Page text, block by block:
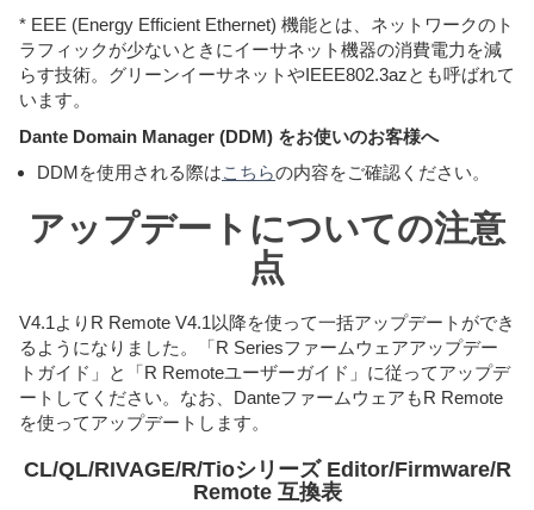
* EEE (Energy Efficient Ethernet) 機能とは、ネットワークのト
ラフィックが少ないときにイーサネット機器の消費電力を減
らす技術。グリーンイーサネットやIEEE802.3azとも呼ばれて
います。
Dante Domain Manager (DDM) をお使いのお客様へ
DDMを使用される際はこちらの内容をご確認ください。
アップデートについての注意
点
V4.1よりR Remote V4.1以降を使って一括アップデートができ
るようになりました。「R Seriesファームウェアアップデー
トガイド」と「R Remoteユーザーガイド」に従ってアップデ
ートしてください。なお、DanteファームウェアもR Remote
を使ってアップデートします。
CL/QL/RIVAGE/R/Tioシリーズ Editor/Firmware/R
Remote 互換表